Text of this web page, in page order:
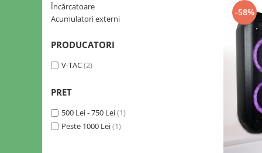
Tuburi LED
Încărcatoare
Acumulatori externi
PRODUCATORI
V-TAC(2)
PRET
500 Lei - 750 Lei(1)
Peste 1000 Lei(1)
-58%